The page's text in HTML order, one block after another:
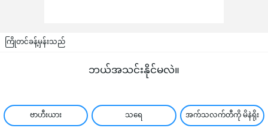
ကြိုတင်ခန့်မှန်းသည်
ဘယ်အသင်းနိုင်မလဲ။
ဗာဟီးယား သရေ အက်သလက်တီကို မိနဲရိုး